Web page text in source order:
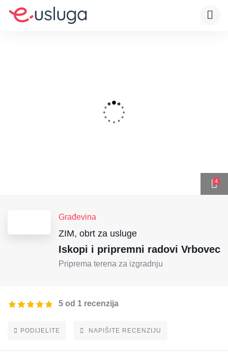
4
Građevina
ZIM, obrt za usluge
Iskopi i pripremni radovi Vrbovec
Priprema terena za izgradnju
5 od 1 recenzija
PODIJELITE NAPIŠITE RECENZIJU